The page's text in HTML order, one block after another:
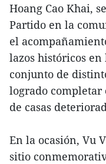
Hoang Cao Khai,
Partido en la
el
lazos históricos
conjunto de
logrado
de casas
En la ocasión, Vu
sitio